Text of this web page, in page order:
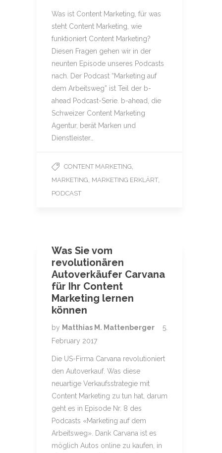
Was ist Content Marketing, für was
steht Content Marketing, wie
funktioniert Content Marketing?
Diesen Fragen gehen wir in der
neunten Episode unseres Podcasts
nach. Der Podcast “Marketing auf
dem Arbeitsweg” ist Teil der b-
ahead Podcast-Serie. b-ahead, die
Schweizer Content Marketing
Agentur, berät Marken und
Dienstleister…
CONTENT MARKETING
MARKETING MARKETING ERKLÄRT
PODCAST
Was Sie vom
revolutionären
Autoverkäufer Carvana
für Ihr Content
Marketing lernen
können
by Matthias M. Mattenberger
5.
February 2017
Die US-Firma Carvana revolutioniert
den Autoverkauf. Was diese
neuartige Verkaufsstrategie mit
Content Marketing zu tun hat, darum
geht es in Episode Nr. 8 des
Podcasts «Marketing auf dem
Arbeitsweg». Dank Carvana ist es
möglich Autos online zu kaufen, in